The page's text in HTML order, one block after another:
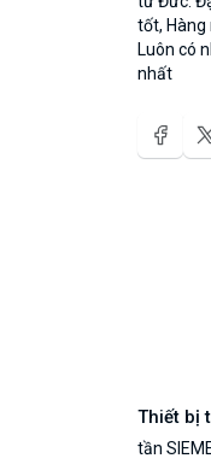
tốt, Hàng
Luôn có
nhất
Thiết bị
tần